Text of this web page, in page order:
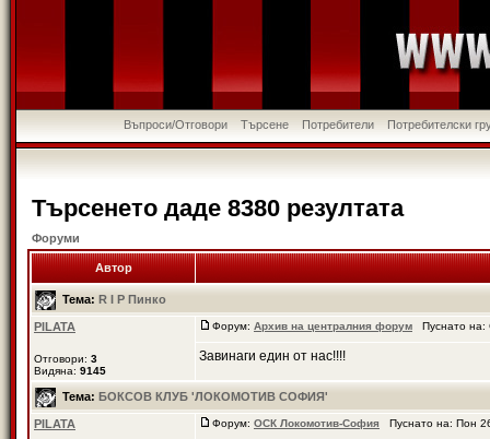
Въпроси/Отговори Търсене Потребители Потребителски
Търсенето даде 8380 резултата
Форуми
Автор
Тема: R I P Пинко
PILATA
Отговори: 3
Видяна: 9145
Форум: Архив на централния форум Пуснато
Завинаги един от нас!!!!
Тема: БОКСОВ КЛУБ 'ЛОКОМОТИВ СОФИЯ'
PILATA Форум: ОСК Локомотив-София Пуснато на: Пон